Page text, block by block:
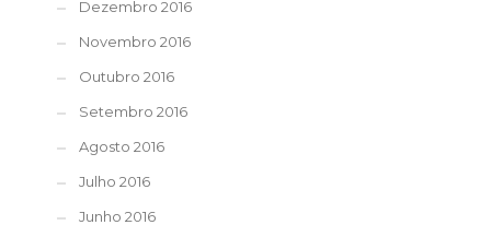
Dezembro 2016
Novembro 2016
Outubro 2016
Setembro 2016
Agosto 2016
Julho 2016
Junho 2016